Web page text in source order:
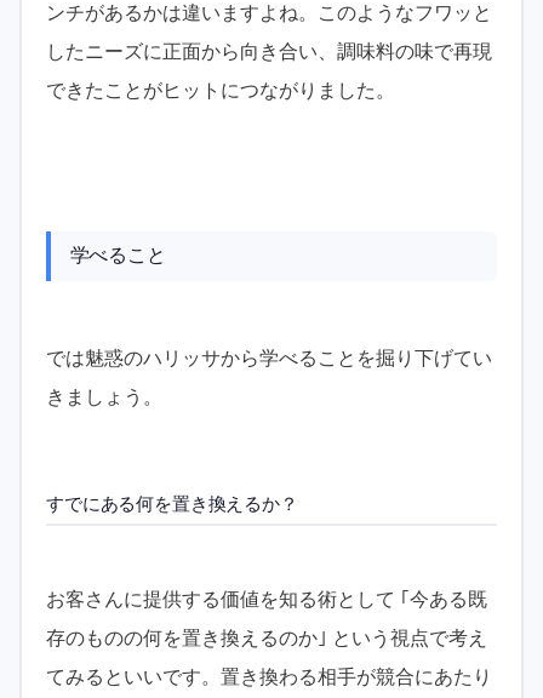
ンチがあるかは違いますよね。このようなフワッと
したニーズに正面から向き合い、調味料の味で再現
できたことがヒットにつながりました。
学べること
では魅惑のハリッサから学べることを掘り下げてい
きましょう。
すでにある何を置き換えるか？
お客さんに提供する価値を知る術として ｢今ある既
存のものの何を置き換えるのか｣ という視点で考え
てみるといいです。置き換わる相手が競合にあたり